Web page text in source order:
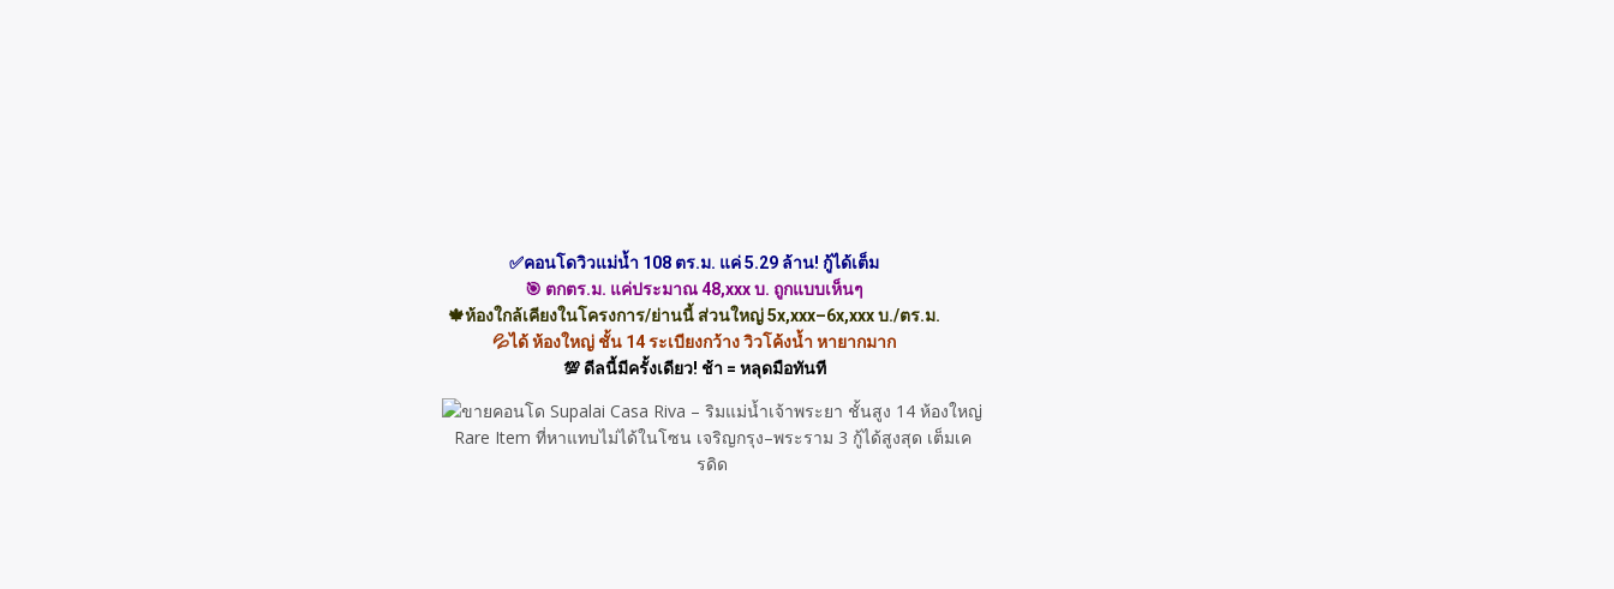
✅คอนโดวิวแม่น้ำ 108 ตร.ม. แค่ 5.29 ล้าน! กู้ได้เต็ม
🎯 ตกตร.ม. แค่ประมาณ 48,xxx บ. ถูกแบบเห็นๆ
🍁ห้องใกล้เคียงในโครงการ/ย่านนี้ ส่วนใหญ่ 5x,xxx–6x,xxx บ./ตร.ม.
💦ได้ ห้องใหญ่ ชั้น 14 ระเบียงกว้าง วิวโค้งน้ำ หายากมาก
💯 ดีลนี้มีครั้งเดียว! ช้า = หลุดมือทันที